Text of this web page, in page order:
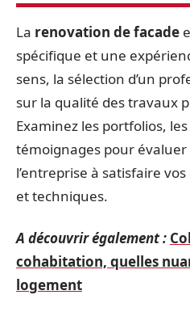
La renovation de facade
spécifique et une
sens, la sélection d’un
sur la qualité des travaux
Examinez les portfolios,
témoignages pour évaluer
l’entreprise à satisfaire
et techniques.
A découvrir également :
cohabitation, quelles
logement